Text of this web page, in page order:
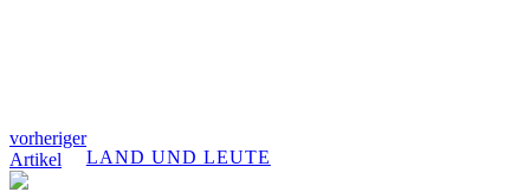
vorheriger
Artikel
LAND UND LEUTE